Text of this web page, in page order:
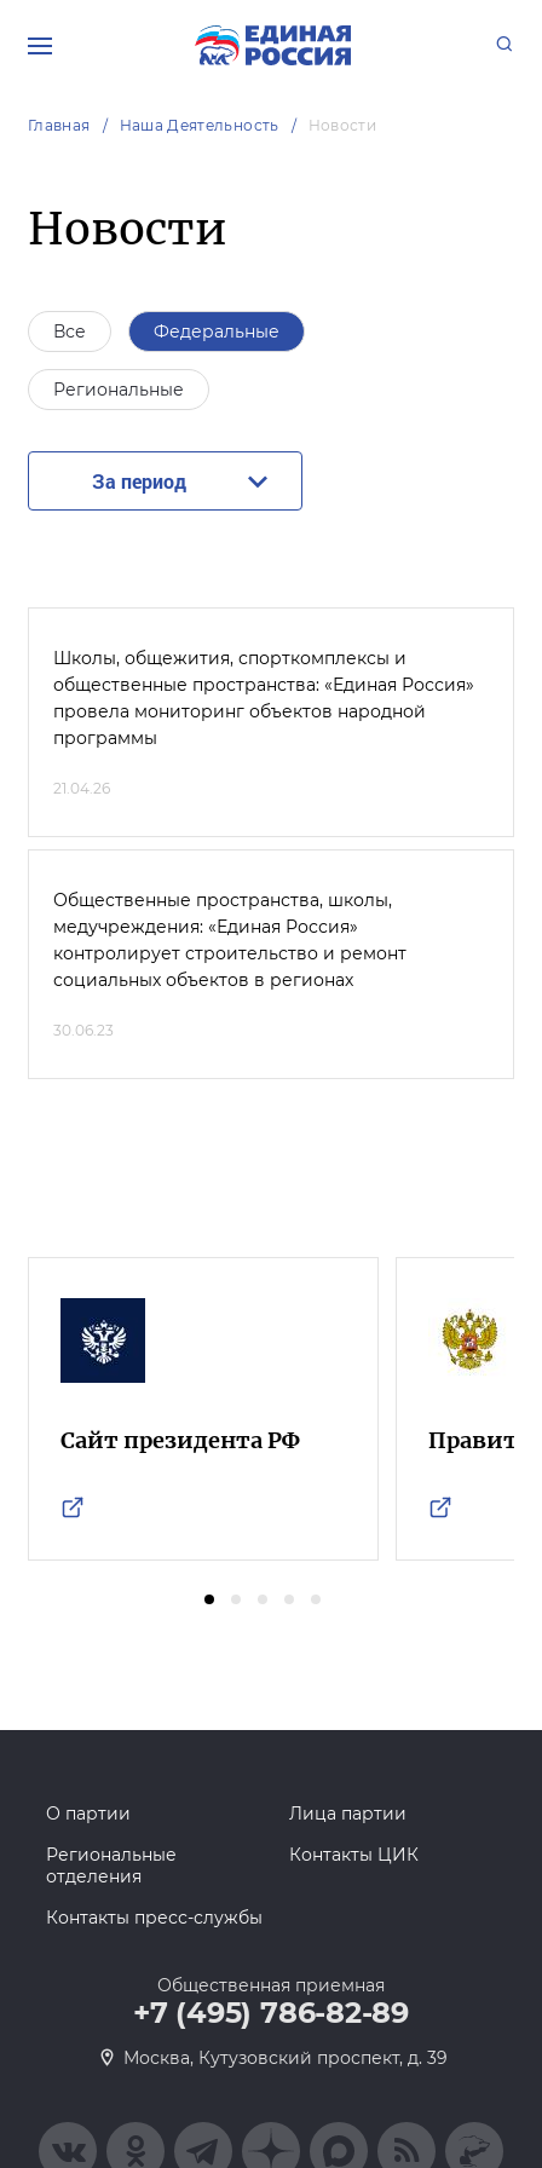
Главная Наша Деятельность Новости
Новости
Все Федеральные
Региональные
За период
Школы, общежития, спорткомплексы и
общественные пространства: «Единая Россия»
провела мониторинг объектов народной
программы
21.04.26
Общественные пространства, школы,
медучреждения: «Единая Россия»
контролирует строительство и ремонт
социальных объектов в регионах
30.06.23
Сайт президента РФ
О партии
Лица партии
Региональные
отделения
Контакты ЦИК
Контакты пресс-службы
Общественная приемная
+7 (495) 786-82-89
Москва, Кутузовский проспект, д. 39